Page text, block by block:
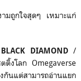
มถูกใจสุดๆ เหมาะแก่
BLACK DIAMOND/
ติ้งโลก Omegaverse
นแต่สามารถอ่านแยก